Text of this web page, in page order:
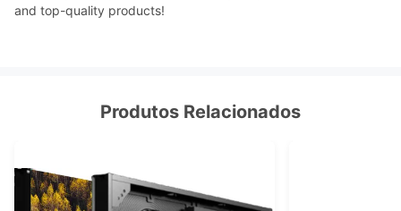
and top-quality products!
Produtos Relacionados